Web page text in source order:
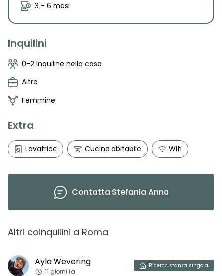
3 - 6 mesi
Inquilini
0-2 Inquiline nella casa
Altro
Femmine
Extra
Lavatrice Cucina abitabile Wifi
Contatta Stefania Anna
Altri coinquilini a Roma
AylaWevering
11 giorni fa
Ricerca stanza singola